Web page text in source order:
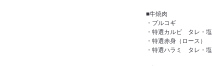
■牛焼肉
・プルコギ
・特選カルビ タレ・
・特選赤身（ロース）
・特選ハラミ タレ・